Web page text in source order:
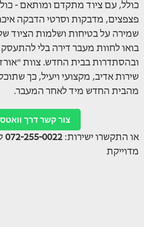
כולל, עם ציוד מתקדם ומותאם - כולל
פצפצים, מדבקות וסרטי הדבקה
שמירה על בטיחות ושלמות הציוד
בואו לחוות מעבר דירה בלי
ובהסתדרות בבית החדש. צוות
שירות אדיב, מקצועי ויעיל, כך
מהבית החדש מיד לאחר המעבר.
צור קשר דרך
או התקשרו ישירות: 072-255-0022
מדוייקת